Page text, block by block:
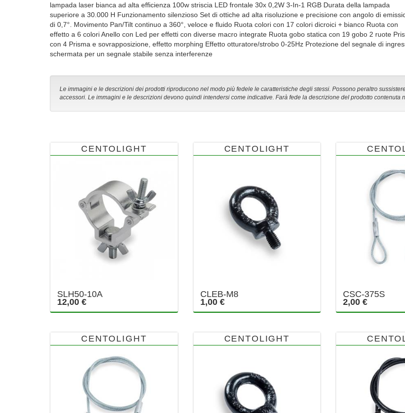
lampada laser bianca ad alta efficienza 100w striscia LED frontale 30x 0,2W 3-In-1 RGB Durata della lampada
superiore a 30.000 H Funzionamento silenzioso Set di ottiche ad alta risoluzione e precisione con angolo di
di 0,7°. Movimento Pan/Tilt continuo a 360°, veloce e fluido Ruota colori con 17 colori dicroici + bianco Ruota con
effetto a 6 colori Anello con Led per effetti con diverse macro integrate Ruota gobo statica con 19 gobo 2 ruote
con 4 Prisma e sovrapposizione, effetto morphing Effetto otturatore/strobo 0-25Hz Protezione del segnale di
schermata per un segnale stabile senza interferenze
Le immagini e le descrizioni dei prodotti riproducono nel modo più fedele le caratteristiche degli stessi. Possono peraltro
accessori. Le immagini e le descrizioni devono quindi intendersi come indicative. Farà fede la descrizione del prodotto contenuta
CENTOLIGHT
SLH50-10A
12,00 €
CENTOLIGHT
CLEB-M8
1,00 €
CSC-375S
2,00 €
CENTOLIGHT CENTOLIGHT